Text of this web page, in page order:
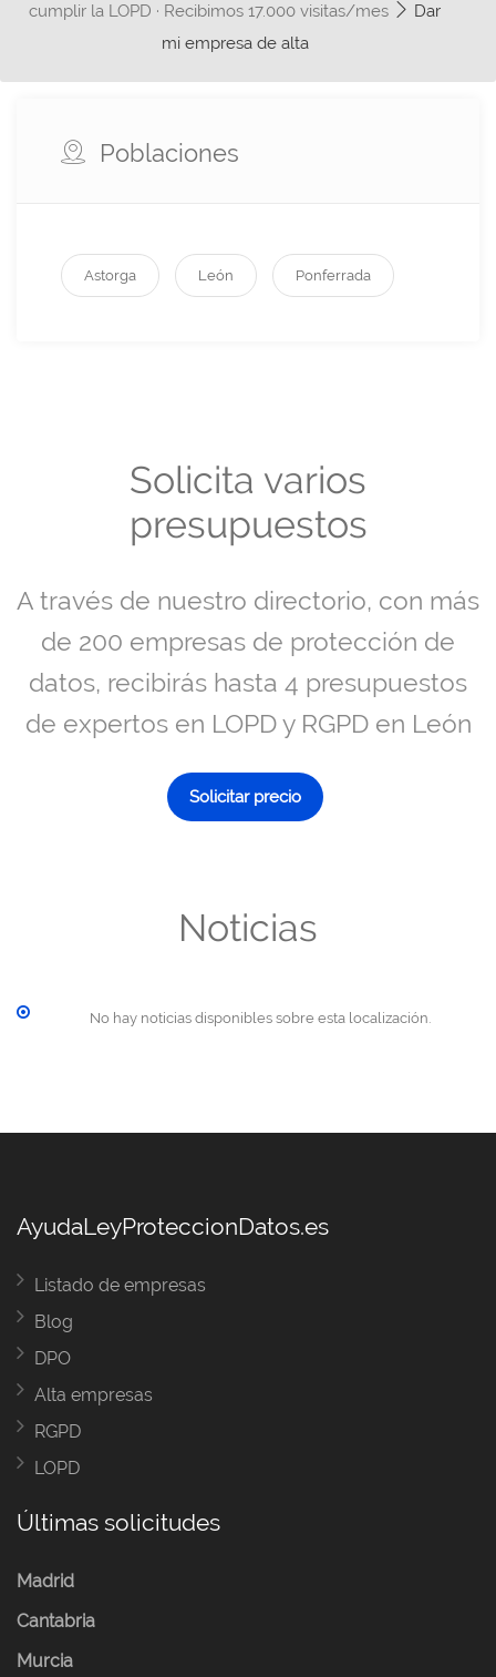
cumplir la LOPD · Recibimos 17.000 visitas/mes
Dar
mi empresa de alta
Poblaciones
Astorga León Ponferrada
Solicita varios
presupuestos
A través de nuestro directorio, con más
de 200 empresas de protección de
datos, recibirás hasta 4 presupuestos
de expertos en LOPD y RGPD en León
Solicitar precio
Noticias
No hay noticias disponibles sobre esta localización.
AyudaLeyProteccionDatos.es
Listado de empresas
Blog
DPO
Alta empresas
RGPD
LOPD
Últimas solicitudes
Madrid
Cantabria
Murcia